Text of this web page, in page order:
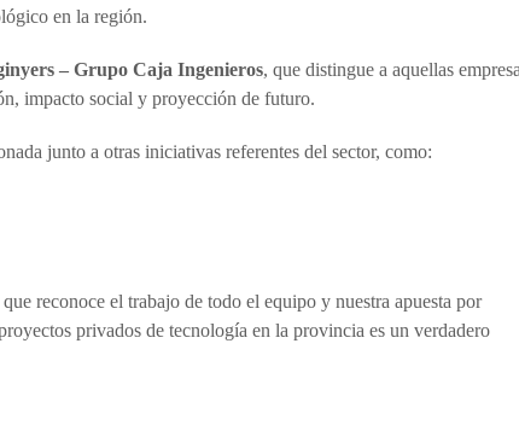
en la región.
– Grupo Caja Ingenieros, que distingue a aquellas
impacto social y proyección de futuro.
junto a otras iniciativas referentes del sector, como:
reconoce el trabajo de todo el equipo y nuestra apuesta por
privados de tecnología en la provincia es un verdadero